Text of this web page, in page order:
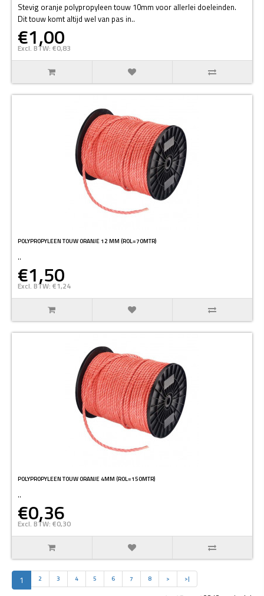
Stevig oranje polypropyleen touw 10mm voor allerlei doeleinden.
Dit touw komt altijd wel van pas in..
€1,00
Excl. BTW: €0,83
POLYPROPYLEEN TOUW ORANJE 12 MM (ROL=70MTR)
..
€1,50
Excl. BTW: €1,24
POLYPROPYLEEN TOUW ORANJE 4MM (ROL=150MTR)
..
€0,36
Excl. BTW: €0,30
1 2 3 4 5 6 7 8 > >|